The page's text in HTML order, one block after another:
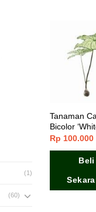
(1)
(60)
Tanaman
Bicolor
Rp 100.000
Beli